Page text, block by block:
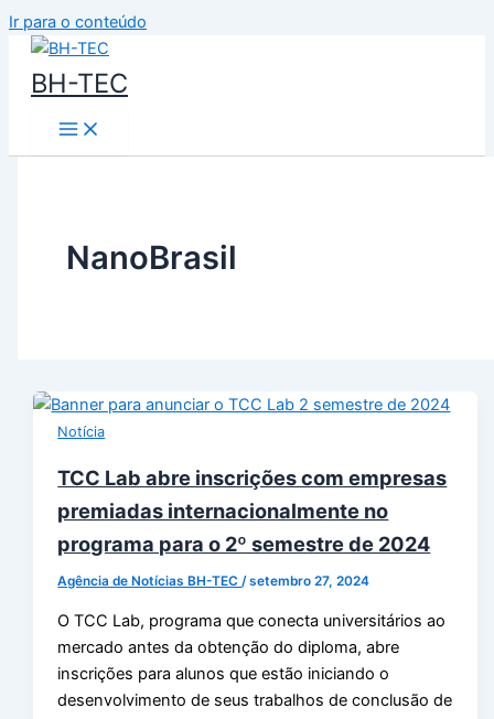
Ir para o conteúdo
BH-TEC
NanoBrasil
Notícia
TCC Lab abre inscrições com empresas
premiadas internacionalmente no
programa para o 2º semestre de 2024
Agência de Notícias BH-TEC/setembro 27, 2024
O TCC Lab, programa que conecta universitários ao
mercado antes da obtenção do diploma, abre
inscrições para alunos que estão iniciando o
desenvolvimento de seus trabalhos de conclusão de